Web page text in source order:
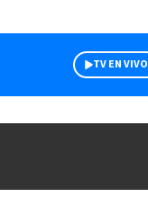
TV EN VIVO